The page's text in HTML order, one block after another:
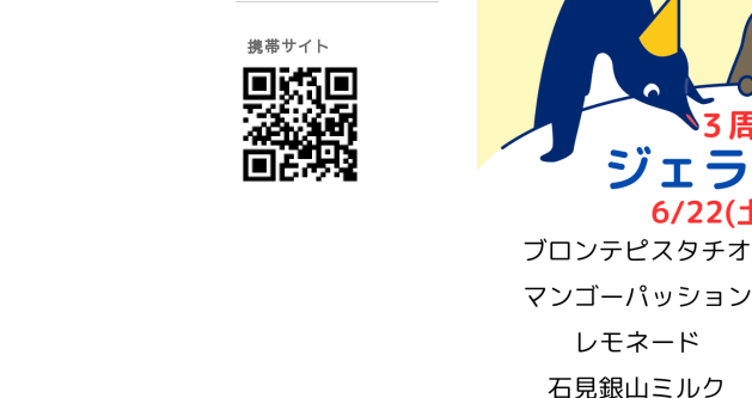
携帯サイト